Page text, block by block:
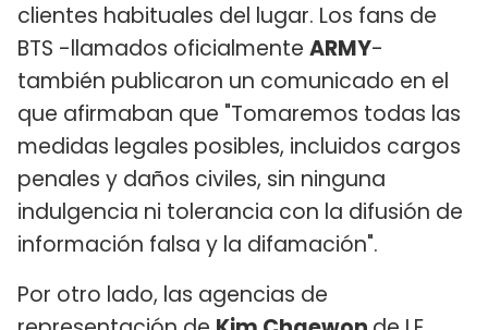
clientes habituales del lugar. Los fans de
BTS -llamados oficialmente ARMY-
también publicaron un comunicado en el
que afirmaban que "Tomaremos todas las
medidas legales posibles, incluidos cargos
penales y daños civiles, sin ninguna
indulgencia ni tolerancia con la difusión de
información falsa y la difamación".
Por otro lado, las agencias de